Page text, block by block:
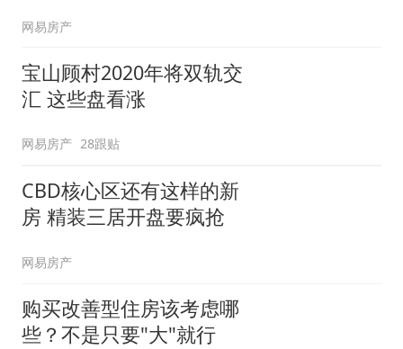
网易房产
宝山顾村2020年将双轨交
汇 这些盘看涨
网易房产 28跟贴
CBD核心区还有这样的新
房 精装三居开盘要疯抢
网易房产
购买改善型住房该考虑哪
些？不是只要"大"就行